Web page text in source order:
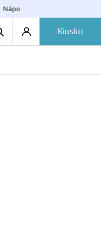
Nápoles - Osasuna
Kiosko